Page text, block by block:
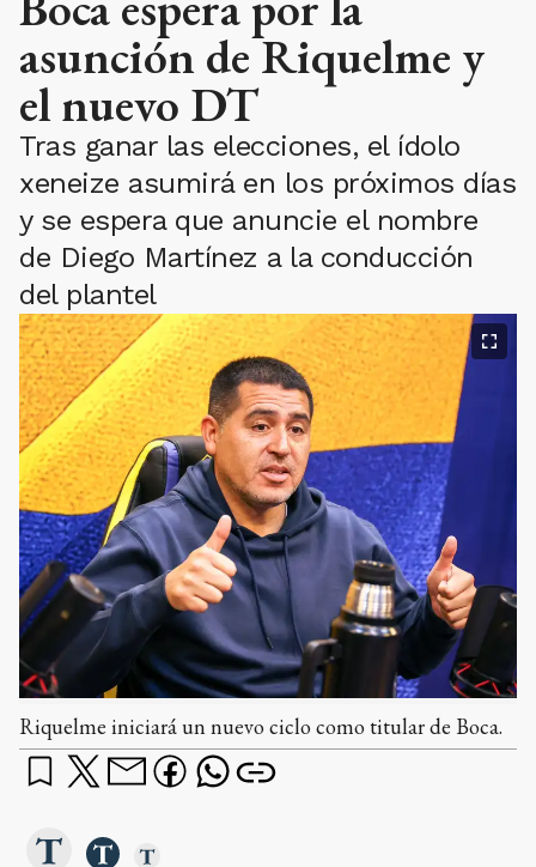
asunción de Riquelme y
el nuevo DT
Tras ganar las elecciones, el ídolo
xeneize asumirá en los próximos días
y se espera que anuncie el nombre
de Diego Martínez a la conducción
del plantel
Riquelme iniciará un nuevo ciclo como titular de Boca.